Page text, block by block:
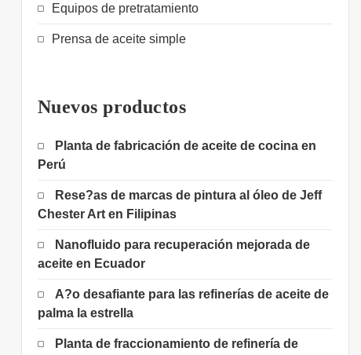
Equipos de pretratamiento
Prensa de aceite simple
Nuevos productos
Planta de fabricación de aceite de cocina en
Perú
Rese?as de marcas de pintura al óleo de Jeff
Chester Art en Filipinas
Nanofluido para recuperación mejorada de
aceite en Ecuador
A?o desafiante para las refinerías de aceite de
palma la estrella
Planta de fraccionamiento de refinería de